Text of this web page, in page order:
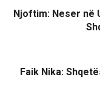
Njoftim: Neser në
Faik Nika: